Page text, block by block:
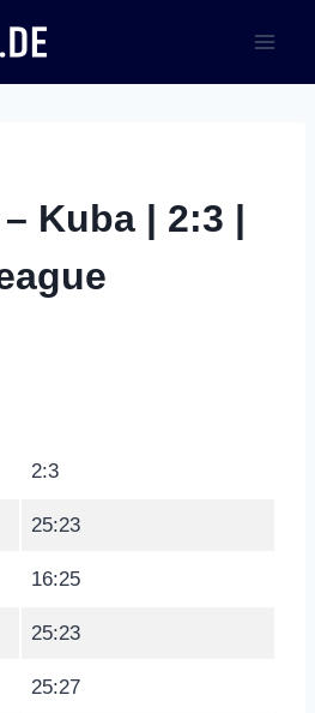
Kuba | 2:3 |
2:3
25:23
16:25
25:23
25:27